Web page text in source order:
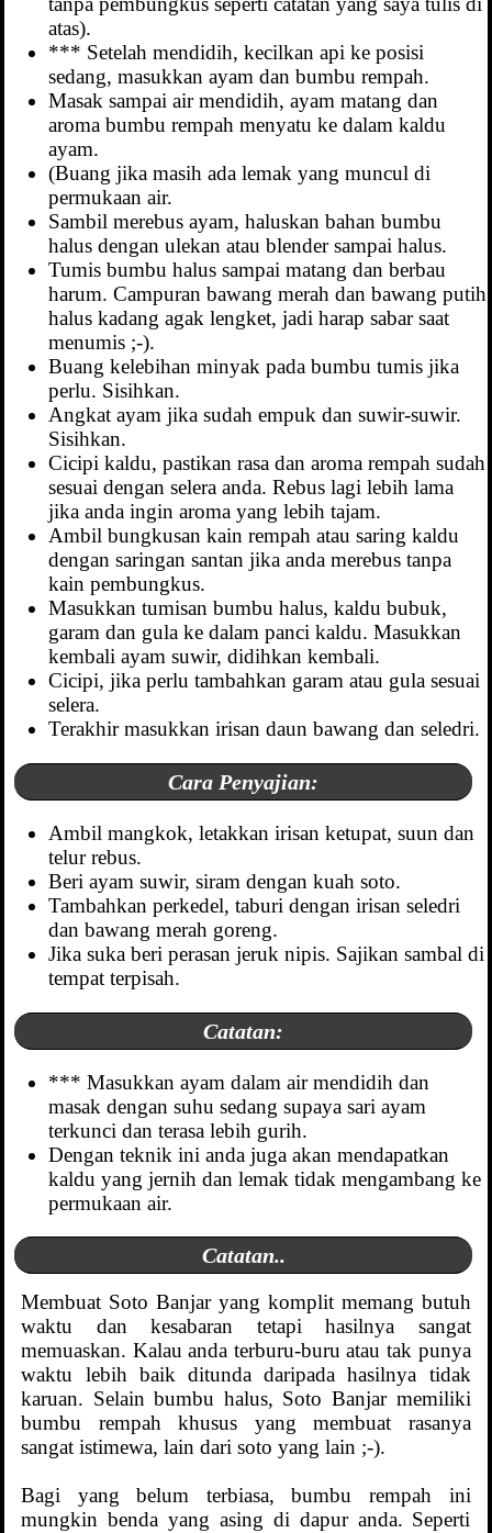
atas).
*** Setelah mendidih, kecilkan api ke posisi
sedang, masukkan ayam dan bumbu rempah.
Masak sampai air mendidih, ayam matang dan
aroma bumbu rempah menyatu ke dalam kaldu
ayam.
(Buang jika masih ada lemak yang muncul di
permukaan air.
Sambil merebus ayam, haluskan bahan bumbu
halus dengan ulekan atau blender sampai halus.
Tumis bumbu halus sampai matang dan berbau
harum. Campuran bawang merah dan bawang putih
halus kadang agak lengket, jadi harap sabar saat
menumis ;-).
Buang kelebihan minyak pada bumbu tumis jika
perlu. Sisihkan.
Angkat ayam jika sudah empuk dan suwir-suwir.
Sisihkan.
Cicipi kaldu, pastikan rasa dan aroma rempah sudah
sesuai dengan selera anda. Rebus lagi lebih lama
jika anda ingin aroma yang lebih tajam.
Ambil bungkusan kain rempah atau saring kaldu
dengan saringan santan jika anda merebus tanpa
kain pembungkus.
Masukkan tumisan bumbu halus, kaldu bubuk,
garam dan gula ke dalam panci kaldu. Masukkan
kembali ayam suwir, didihkan kembali.
Cicipi, jika perlu tambahkan garam atau gula sesuai
selera.
Terakhir masukkan irisan daun bawang dan seledri.
Cara Penyajian:
Ambil mangkok, letakkan irisan ketupat, suun dan
telur rebus.
Beri ayam suwir, siram dengan kuah soto.
Tambahkan perkedel, taburi dengan irisan seledri
dan bawang merah goreng.
Jika suka beri perasan jeruk nipis. Sajikan sambal di
tempat terpisah.
Catatan:
*** Masukkan ayam dalam air mendidih dan
masak dengan suhu sedang supaya sari ayam
terkunci dan terasa lebih gurih.
Dengan teknik ini anda juga akan mendapatkan
kaldu yang jernih dan lemak tidak mengambang ke
permukaan air.
Catatan..
Membuat Soto Banjar yang komplit memang butuh
waktu dan kesabaran tetapi hasilnya sangat
memuaskan. Kalau anda terburu-buru atau tak punya
waktu lebih baik ditunda daripada hasilnya tidak
karuan. Selain bumbu halus, Soto Banjar memiliki
bumbu rempah khusus yang membuat rasanya
sangat istimewa, lain dari soto yang lain ;-).
Bagi yang belum terbiasa, bumbu rempah ini
mungkin benda yang asing di dapur anda. Seperti